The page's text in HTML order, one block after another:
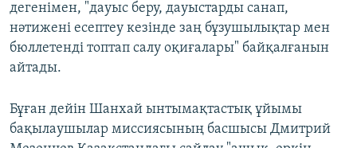
дегенімен, "дауыс беру, дауыстарды санап,
нәтижені есептеу кезінде заң бұзушылықтар мен
бюллетенді топтап салу оқиғалары" байқалғанын
айтады.
Бұған дейін Шанхай ынтымақтастық ұйымы
бақылаушылар миссиясының басшысы Дмитрий